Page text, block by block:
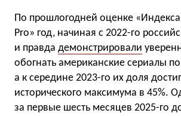
По прошлогодней оценке
Pro» год, начиная с 2022-го
и правда демонстрировали
обогнать американские сериалы
а к середине 2023-го их доля
исторического максимума в 45%.
за первые шесть месяцев 2025-го